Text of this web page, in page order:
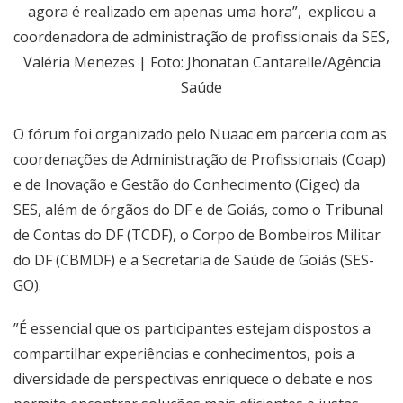
agora é realizado em apenas uma hora”, explicou a
coordenadora de administração de profissionais da SES,
Valéria Menezes | Foto: Jhonatan Cantarelle/Agência
Saúde
O fórum foi organizado pelo Nuaac em parceria com as
coordenações de Administração de Profissionais (Coap)
e de Inovação e Gestão do Conhecimento (Cigec) da
SES, além de órgãos do DF e de Goiás, como o Tribunal
de Contas do DF (TCDF), o Corpo de Bombeiros Militar
do DF (CBMDF) e a Secretaria de Saúde de Goiás (SES-
GO).
”É essencial que os participantes estejam dispostos a
compartilhar experiências e conhecimentos, pois a
diversidade de perspectivas enriquece o debate e nos